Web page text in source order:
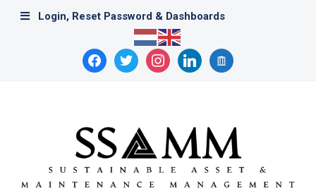
Login, Reset Password & Dashboards
facebooktwitter instagramlinkedinarchive